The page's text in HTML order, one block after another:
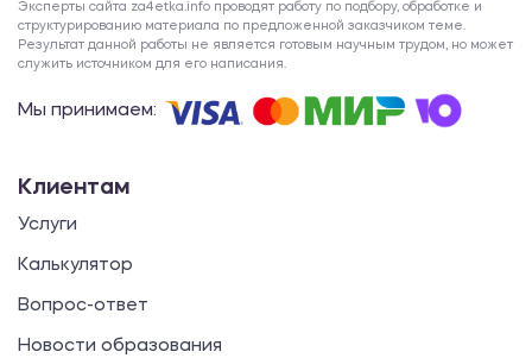
Эксперты сайта za4etka.info проводят работу по подбору, обработке и
структурированию материала по предложенной заказчиком теме.
Результат данной работы не является готовым научным трудом, но может
служить источником для его написания.
Мы принимаем:
Клиентам
Услуги
Калькулятор
Вопрос-ответ
Новости образования